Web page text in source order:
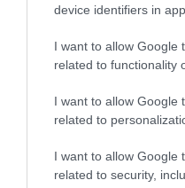
device identifiers in
I want to allow Google
related to functionality
I want to allow Google
related to
I want to allow Google
related to security,